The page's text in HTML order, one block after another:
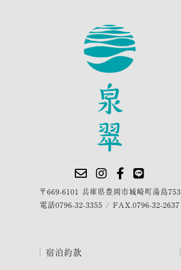
〒669-6101 兵庫県豊岡市城崎町湯島753
電話0796-32-3355 / FAX.0796-32-2637
宿泊約款